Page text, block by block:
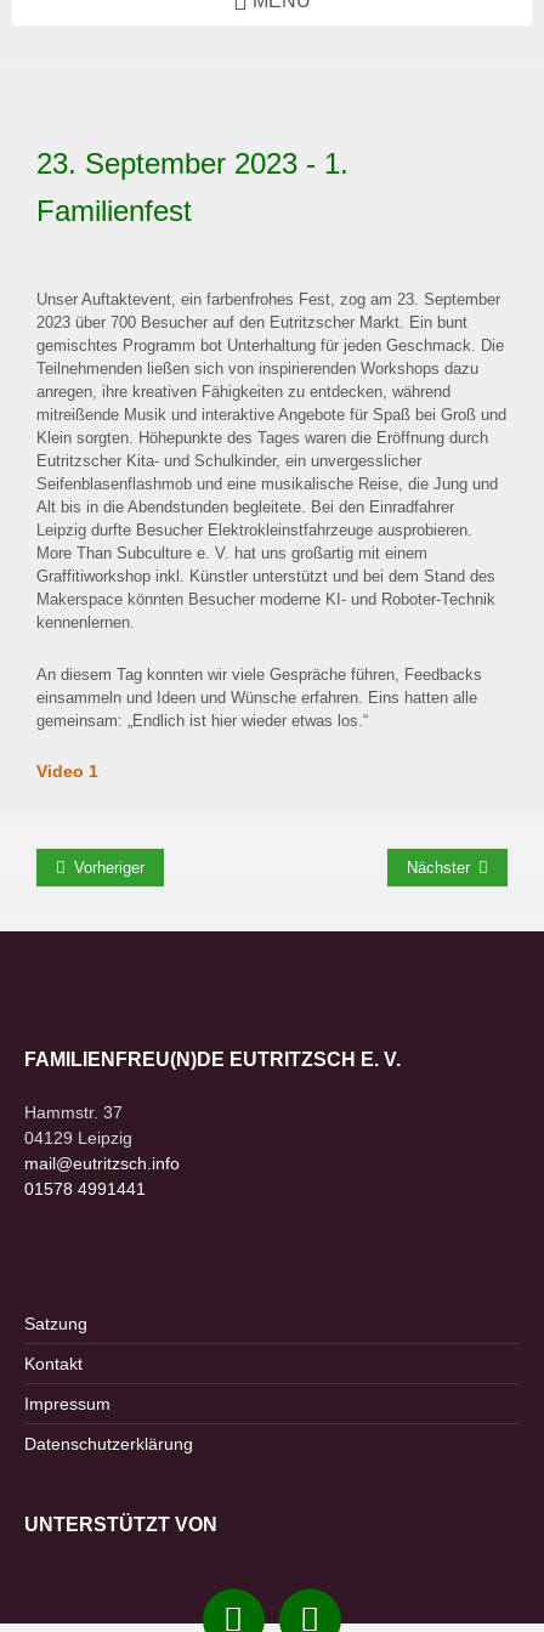
23. September 2023 - 1.
Familienfest
Unser Auftaktevent, ein farbenfrohes Fest, zog am 23. September
2023 über 700 Besucher auf den Eutritzscher Markt. Ein bunt
gemischtes Programm bot Unterhaltung für jeden Geschmack. Die
Teilnehmenden ließen sich von inspirierenden Workshops dazu
anregen, ihre kreativen Fähigkeiten zu entdecken, während
mitreißende Musik und interaktive Angebote für Spaß bei Groß und
Klein sorgten. Höhepunkte des Tages waren die Eröffnung durch
Eutritzscher Kita- und Schulkinder, ein unvergesslicher
Seifenblasenflashmob und eine musikalische Reise, die Jung und
Alt bis in die Abendstunden begleitete. Bei den Einradfahrer
Leipzig durfte Besucher Elektrokleinstfahrzeuge ausprobieren.
More Than Subculture e. V. hat uns großartig mit einem
Graffitiworkshop inkl. Künstler unterstützt und bei dem Stand des
Makerspace könnten Besucher moderne KI- und Roboter-Technik
kennenlernen.
An diesem Tag konnten wir viele Gespräche führen, Feedbacks
einsammeln und Ideen und Wünsche erfahren. Eins hatten alle
gemeinsam: „Endlich ist hier wieder etwas los.“
Video 1
Nächster
Vorheriger
FAMILIENFREU(N)DE EUTRITZSCH E. V.
Hammstr. 37
04129 Leipzig
mail@eutritzsch.info
01578 4991441
Satzung
Kontakt
Impressum
Datenschutzerklärung
UNTERSTÜTZT VON
InstagramFacebook